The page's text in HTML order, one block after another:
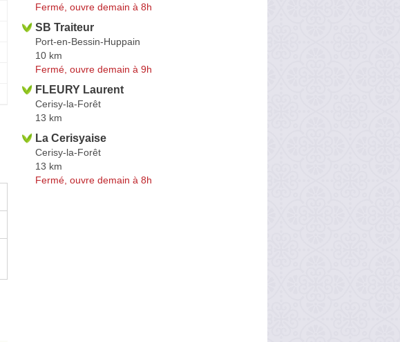
Fermé, ouvre demain à 8h
SB Traiteur
Port-en-Bessin-Huppain
10 km
Fermé, ouvre demain à 9h
FLEURY Laurent
Cerisy-la-Forêt
13 km
La Cerisyaise
Cerisy-la-Forêt
13 km
Fermé, ouvre demain à 8h